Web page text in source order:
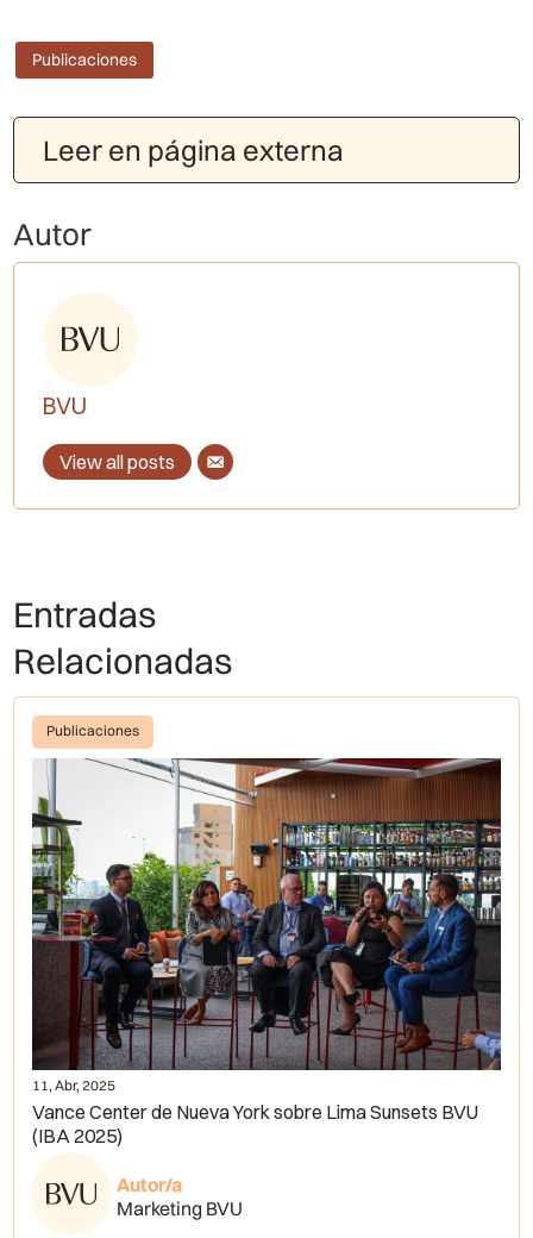
Publicaciones
Leer en página externa
Autor
BVU
View all posts
Entradas
Relacionadas
Publicaciones
11, Abr, 2025
Vance Center de Nueva York sobre Lima Sunsets BVU
(IBA 2025)
Autor/a
Marketing BVU